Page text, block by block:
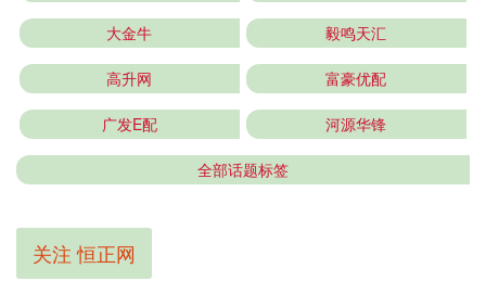
大金牛 毅鸣天汇
高升网 富豪优配
广发E配 河源华锋
全部话题标签
关注 恒正网